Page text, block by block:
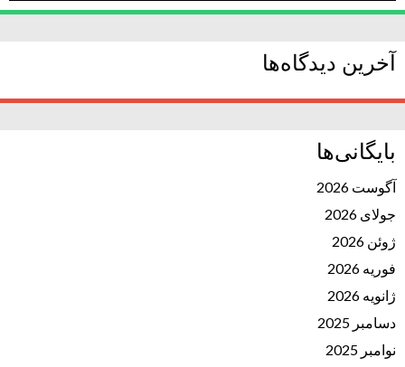
آخرین دیدگاه‌ها
بایگانی‌ها
آگوست 2026
جولای 2026
ژوئن 2026
فوریه 2026
ژانویه 2026
دسامبر 2025
نوامبر 2025